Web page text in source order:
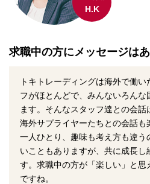
H.K
求職中の方にメッセージは
トキトレーディングは海外で働
フがほとんどで、みんないろん
ます。そんなスタッフ達との会
海外サプライヤーたちとの会話も
一人ひとり、趣味も考え方も違う
いこともありますが、共に成長し
す。求職中の方が「楽しい」と
ですね。